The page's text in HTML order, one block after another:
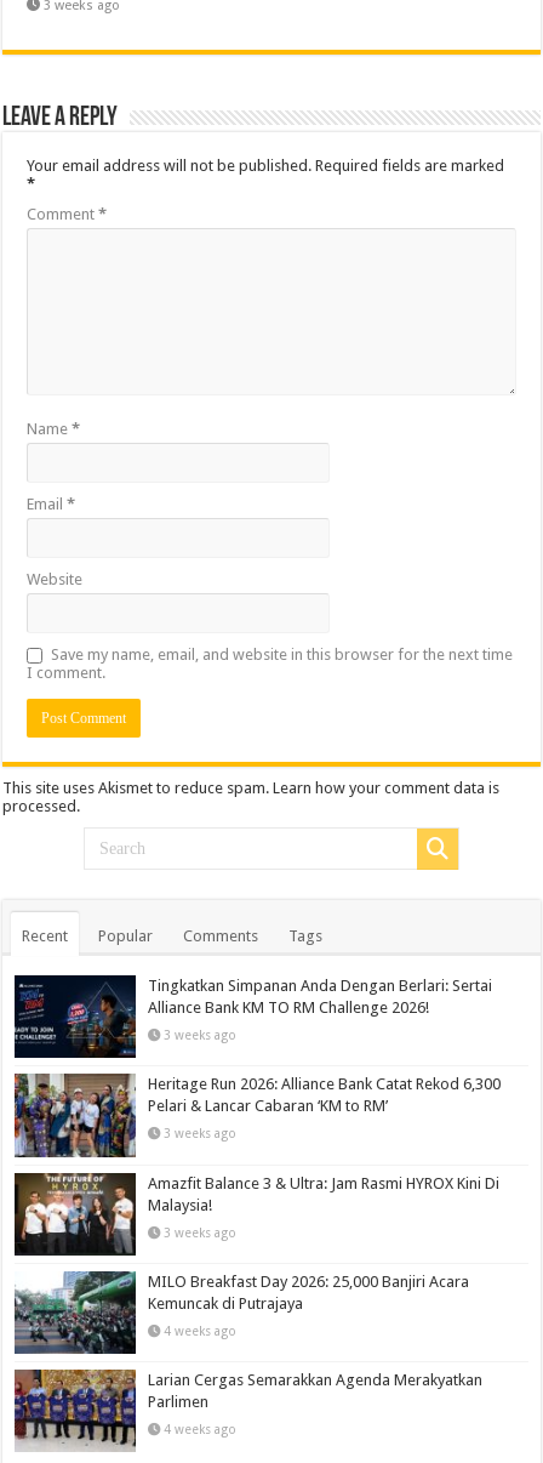
3 weeks ago
Leave a Reply
Your email address will not be published. Required fields are marked
Comment
Name
Email
Website
Save my name, email, and website in this browser for the next time
I comment.
This site uses Akismet to reduce spam.Learn how your comment data is
processed.
Recent Popular Comments Tags
Tingkatkan Simpanan Anda Dengan Berlari: Sertai
Alliance Bank KM TO RM Challenge 2026!
3 weeks ago
Heritage Run 2026: Alliance Bank Catat Rekod 6,300
Pelari & Lancar Cabaran ‘KM to RM’
3 weeks ago
Amazfit Balance 3 & Ultra: Jam Rasmi HYROX Kini Di
Malaysia!
3 weeks ago
MILO Breakfast Day 2026: 25,000 Banjiri Acara
Kemuncak di Putrajaya
4 weeks ago
Larian Cergas Semarakkan Agenda Merakyatkan
Parlimen
4 weeks ago